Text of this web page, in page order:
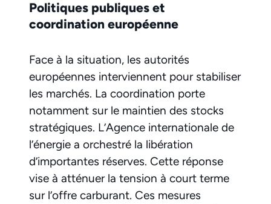
Politiques publiques et
coordination européenne
Face à la situation, les autorités
européennes interviennent pour stabiliser
les marchés. La coordination porte
notamment sur le maintien des stocks
stratégiques. L’Agence internationale de
l’énergie a orchestré la libération
d’importantes réserves. Cette réponse
vise à atténuer la tension à court terme
sur l’offre carburant. Ces mesures